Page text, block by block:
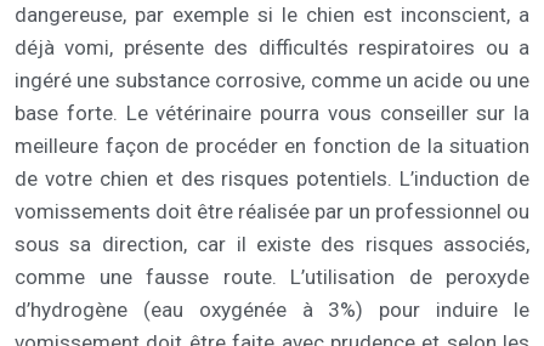
dangereuse, par exemple si le chien est inconscient, a
déjà vomi, présente des difficultés respiratoires ou a
ingéré une substance corrosive, comme un acide ou une
base forte. Le vétérinaire pourra vous conseiller sur la
meilleure façon de procéder en fonction de la situation
de votre chien et des risques potentiels. L’induction de
vomissements doit être réalisée par un professionnel ou
sous sa direction, car il existe des risques associés,
comme une fausse route. L’utilisation de peroxyde
d’hydrogène (eau oxygénée à 3%) pour induire le